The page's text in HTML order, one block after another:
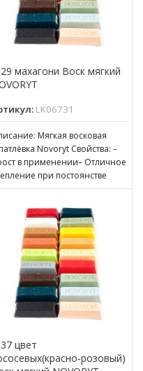
махагони Воск мягкий
LK06731
Мягкая восковая
Novoryt Свойства: –
в применении– Отличное
при постоянстве
Готов к
цвет
розовый)